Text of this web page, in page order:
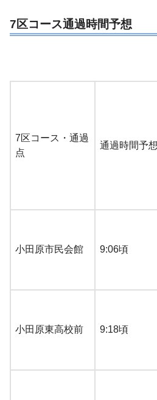
7区コース通過時間予想
7区コース・通過
点
通過時間予想
小田原市民会館 9:06頃
小田原東高校前 9:18頃